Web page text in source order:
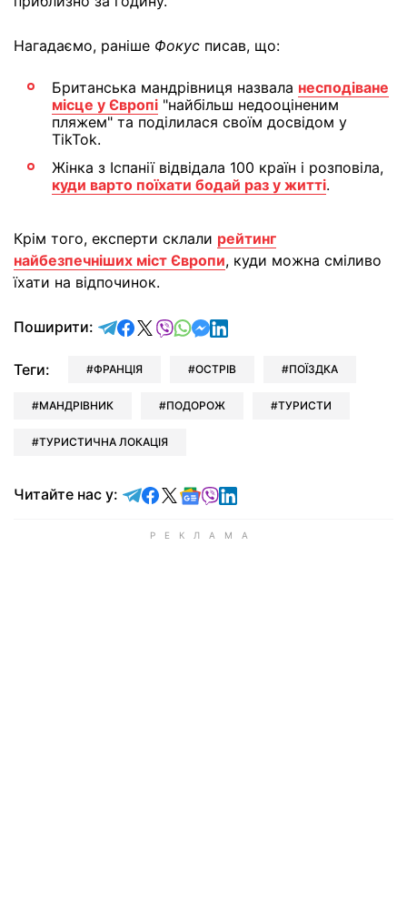
Нагадаємо, раніше Фокус писав, що:
Британська мандрівниця назвала несподіване
місце у Європі "найбільш недооціненим
пляжем" та поділилася своїм досвідом у
TikTok.
Жінка з Іспанії відвідала 100 країн і розповіла,
куди варто поїхати бодай раз у житті.
Крім того, експерти склали рейтинг
найбезпечніших міст Європи, куди можна сміливо
їхати на відпочинок.
Поширити: відправити у Telegram
поділитись у Facebook
поділитись у X
відправити у Viber
відправити у Whatsapp
відправити у Messenger
відправити у LinkedIn
Теги: ФРАНЦІЯ ОСТРІВ ПОЇЗДКА
МАНДРІВНИК ПОДОРОЖ ТУРИСТИ
ТУРИСТИЧНА ЛОКАЦІЯ
Читайте нас у: Читайте у Telegram
Читайте у Facebook
Читайте у X
Читайте у Google news
Читайте у Viber
Читайте у LinkedIn